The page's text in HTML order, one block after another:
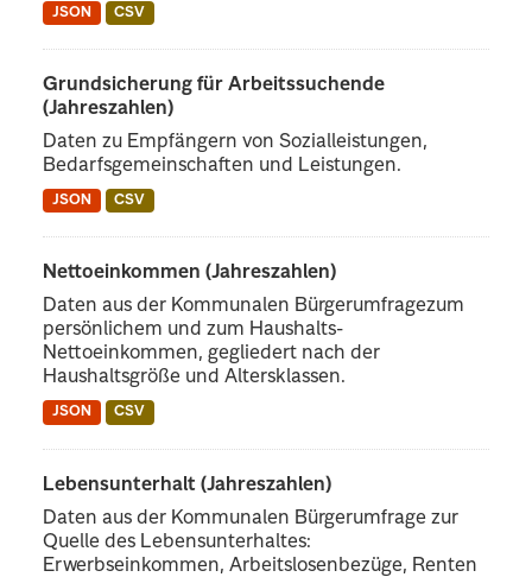
JSON CSV
Grundsicherung für Arbeitssuchende
(Jahreszahlen)
Daten zu Empfängern von Sozialleistungen,
Bedarfsgemeinschaften und Leistungen.
JSON CSV
Nettoeinkommen (Jahreszahlen)
Daten aus der Kommunalen Bürgerumfragezum
persönlichem und zum Haushalts-
Nettoeinkommen, gegliedert nach der
Haushaltsgröße und Altersklassen.
JSON CSV
Lebensunterhalt (Jahreszahlen)
Daten aus der Kommunalen Bürgerumfrage zur
Quelle des Lebensunterhaltes:
Erwerbseinkommen, Arbeitslosenbezüge, Renten